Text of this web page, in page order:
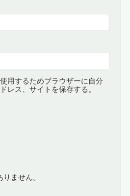
用するためブラウザーに自分
レス、サイトを保存する。
ません。